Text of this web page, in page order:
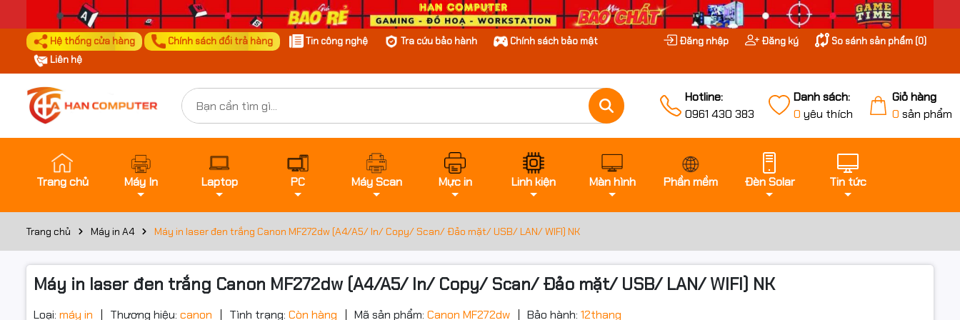
Hệ thống cửa hàng Chính sách đổi trả hàng Tin công nghệ Tra cứu bảo hành
Chính sách bảo mật
Liên hệ
Đăng nhập Đăng ký So sánh sản phẩm (0)
Hotline:
0961 430 383
Danh sách:
0 yêu thích
Giỏ hàng
0 sản phẩm
Trang chủ Máy In Laptop PC Máy Scan Mực in Linh kiện Màn hình Phần mềm Đèn Solar Tin tức
Trang chủ Máy in A4 Máy in laser đen trắng Canon MF272dw (A4/A5/ In/ Copy/ Scan/ Đảo mặt/ USB/ LAN/ WIFI) NK
Máy in laser đen trắng Canon MF272dw (A4/A5/ In/ Copy/ Scan/ Đảo mặt/ USB/ LAN/ WIFI) NK
Loại: máy in Thương hiệu: canon Tình trạng: Còn hàng Mã sản phẩm: Canon MF272dw Bảo hành: 12thang